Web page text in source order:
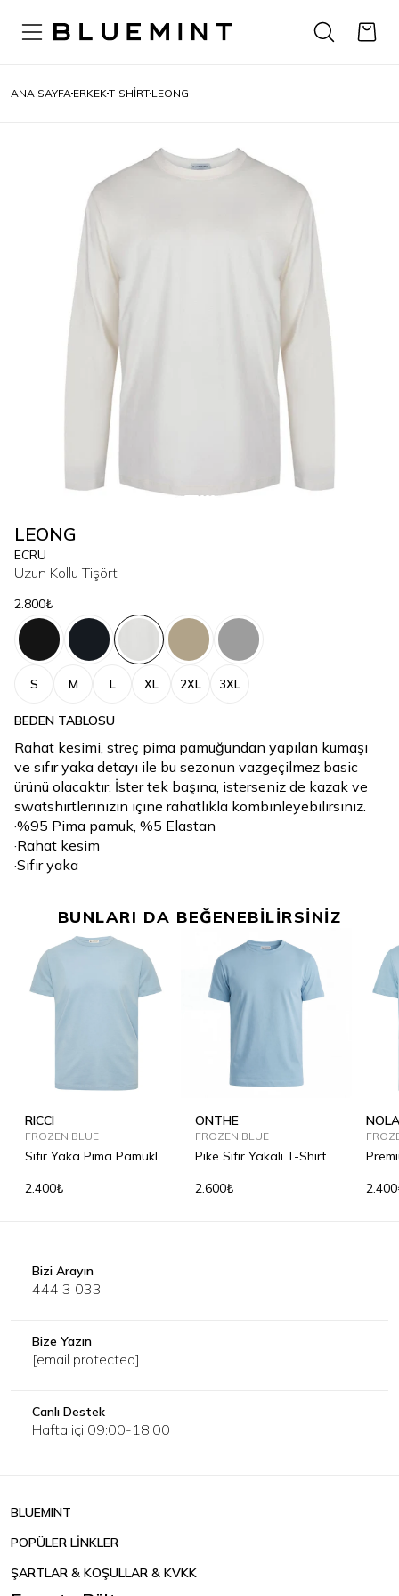
ANA SAYFA ERKEKT-SHIRT LEONG
LEONG
ECRU
Uzun Kollu Tişört
2.800₺
S M L XL 2XL 3XL
BEDEN TABLOSU
Rahat kesimi, streç pima pamuğundan yapılan kumaşı
ve sıfır yaka detayı ile bu sezonun vazgeçilmez basic
ürünü olacaktır. İster tek başına, isterseniz de kazak ve
swatshirtlerinizin içine rahatlıkla kombinleyebilirsiniz.
·%95 Pima pamuk, %5 Elastan
·Rahat kesim
·Sıfır yaka
BUNLARI DA BEĞENEBİLİRSİNİZ
RICCI
FROZEN BLUE
Sıfır Yaka Pima Pamuklu
2.400₺
ONTHE
FROZEN BLUE
Pike Sıfır Yakalı T-Shirt
2.600₺
Bizi Arayın
444 3 033
Bize Yazın
[email protected]
Canlı Destek
Hafta içi 09:00-18:00
BLUEMINT
POPÜLER LİNKLER
ŞARTLAR & KOŞULLAR & KVKK